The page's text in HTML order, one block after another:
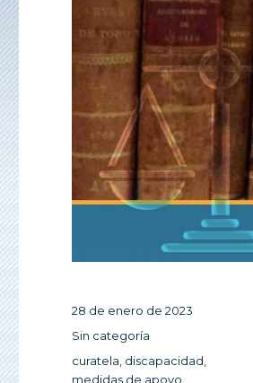
Publicado
el
28 de enero de 2023
Categorías
Sin categoría
Etiquetas
curatela, discapacidad,
medidas de apoyo